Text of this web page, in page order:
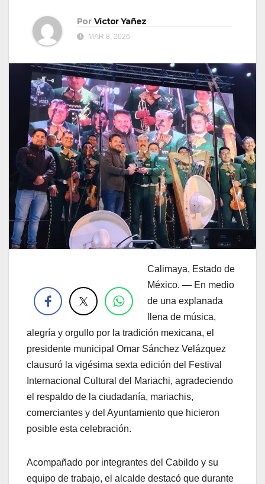
Por Víctor Yañez
MAR 8, 2026
Calimaya, Estado de
México. — En medio
de una explanada
llena de música,
alegría y orgullo por la tradición mexicana, el
presidente municipal Omar Sánchez Velázquez
clausuró la vigésima sexta edición del Festival
Internacional Cultural del Mariachi, agradeciendo
el respaldo de la ciudadanía, mariachis,
comerciantes y del Ayuntamiento que hicieron
posible esta celebración.
Acompañado por integrantes del Cabildo y su
equipo de trabajo, el alcalde destacó que durante